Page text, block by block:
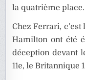
la quatrième place.
Chez Ferrari,
Hamilton ont été
déception devant
11e, le Britannique